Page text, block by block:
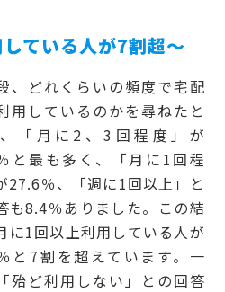
ている人が7割超～
、どれくらいの頻度で宅配
用しているのかを尋ねたと
「月に2、3回程度」が
と最も多く、「月に1回程
27.6％、「週に1回以上」と
も8.4％ありました。この結
に1回以上利用している人が
と7割を超えています。一
殆ど利用しない」との回答